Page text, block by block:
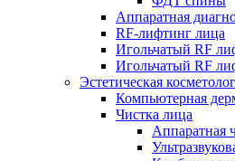
Аппаратная
RF-лифтинг лица
Игольчатый RF
Игольчатый RF
Эстетическая
Компьютерная
Чистка лица
Аппаратная